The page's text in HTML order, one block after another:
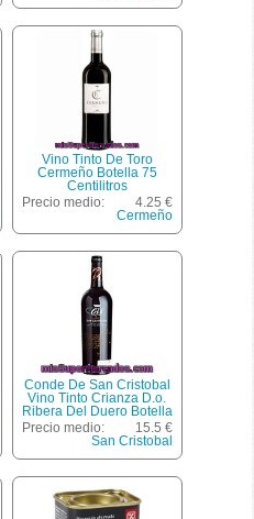
Vino Tinto De Toro
Cermeño Botella 75
Centilitros
Precio medio:
4.25 €
Cermeño
Conde De San Cristobal
Vino Tinto Crianza D.o.
Ribera Del Duero Botella
75 Cl
Precio medio:
15.5 €
San Cristobal